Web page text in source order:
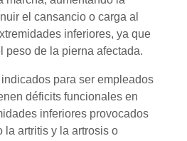
el cansancio o carga al
inferiores, ya que
peso de la pierna afectada.
para ser empleados
déficits funcionales en
inferiores provocados
la artritis y la artrosis o